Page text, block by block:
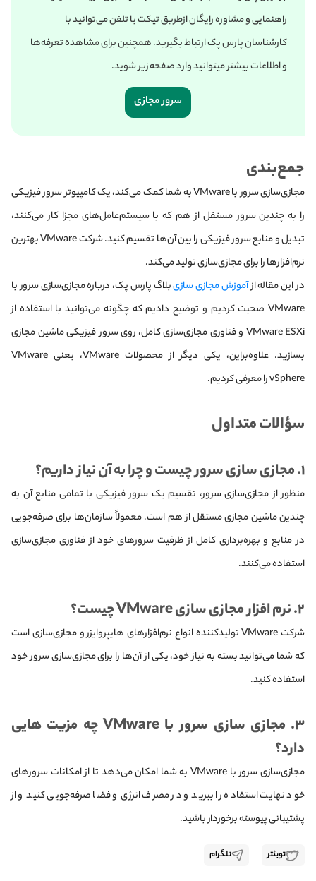
راهنمایی و مشاوره رایگان از‌طریق تیکت یا تلفن می‌توانید با
کارشناسان پارس پک ارتباط بگیرید. همچنین برای مشاهده تعرفه‌ها
و اطلاعات بیشتر میتوانید وارد صفحه زیر شوید.
سرور مجازی
جمع‌بندی
مجازی‌سازی سرور با VMware به شما کمک می‌کند، یک کامپیوتر سرور فیزیکی
را به چندین سرور مستقل از هم که با سیستم‌عامل‌های مجزا کار می‌کنند،
تبدیل و منابع سرور فیزیکی را بین آن‌ها تقسیم کنید. شرکت VMware بهترین
نرم‌افزارها را برای مجازی‌سازی تولید می‌کند.
در این مقاله ازآموزش مجازی سازیبلاگ پارس پک، درباره مجازی‌سازی سرور با
VMware صحبت کردیم و توضیح دادیم که چگونه می‌توانید با استفاده از
VMware ESXi و فناوری مجازی‌سازی کامل، روی سرور فیزیکی ماشین مجازی
بسازید. علاوه‌براین، یکی دیگر از محصولات VMware، یعنی VMware
vSphere را معرفی کردیم.
سؤالات متداول
۱. مجازی‌ سازی سرور چیست و چرا به آن نیاز داریم؟
منظور از مجازی‌سازی سرور، تقسیم یک سرور فیزیکی با تمامی منابع آن به
چندین ماشین مجازی مستقل از هم است. معمولاً سازمان‌ها برای صرفه‌جویی
در منابع و بهره‌برداری کامل از ظرفیت سرورهای خود از فناوری مجازی‌سازی
استفاده می‌کنند.
۲. نرم‌ افزار مجازی‌ سازی VMware چیست؟
شرکت VMware تولیدکننده انواع نرم‌افزارهای هایپروایزر و مجازی‌سازی است
که شما می‌توانید بسته به نیاز خود، یکی از آن‌ها را برای مجازی‌سازی سرور خود
استفاده کنید.
۳. مجازی‌ سازی سرور با VMware چه مزیت‌ هایی
دارد؟
مجازی‌سازی سرور با VMware به شما امکان می‌دهد تا از امکانات سرورهای
خود نهایت استفاده را ببرید و در مصرف انرژی و فضا صرفه‌جویی کنید و از
پشتیبانی پیوسته برخوردار باشید.
تویئتر تلگرام